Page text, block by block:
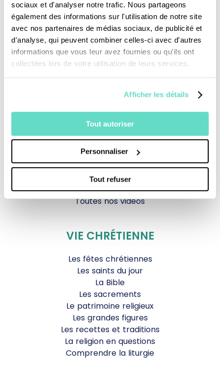
sociaux et d'analyser notre trafic. Nous partageons
également des informations sur l'utilisation de notre site
avec nos partenaires de médias sociaux, de publicité et
d'analyse, qui peuvent combiner celles-ci avec d'autres
informations que vous leur avez fournies ou qu'ils ont
collectées lors de votre utilisation de leurs services.
Afficher les détails
Tout autoriser
Personnaliser
Tout refuser
Je fais un don
Revoir la messe du 09 août 2026
La messe
Documentaires
Parole Inattendue
Tous Frères
Générations Laudato Si’
Agenda Culturel
JDS.tv
Nos émissions
Toutes nos vidéos
VIE CHRÉTIENNE
Les fêtes chrétiennes
Les saints du jour
La Bible
Les sacrements
Le patrimoine religieux
Les grandes figures
Les recettes et traditions
La religion en questions
Comprendre la liturgie